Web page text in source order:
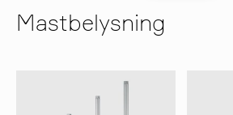
Mastbelysning